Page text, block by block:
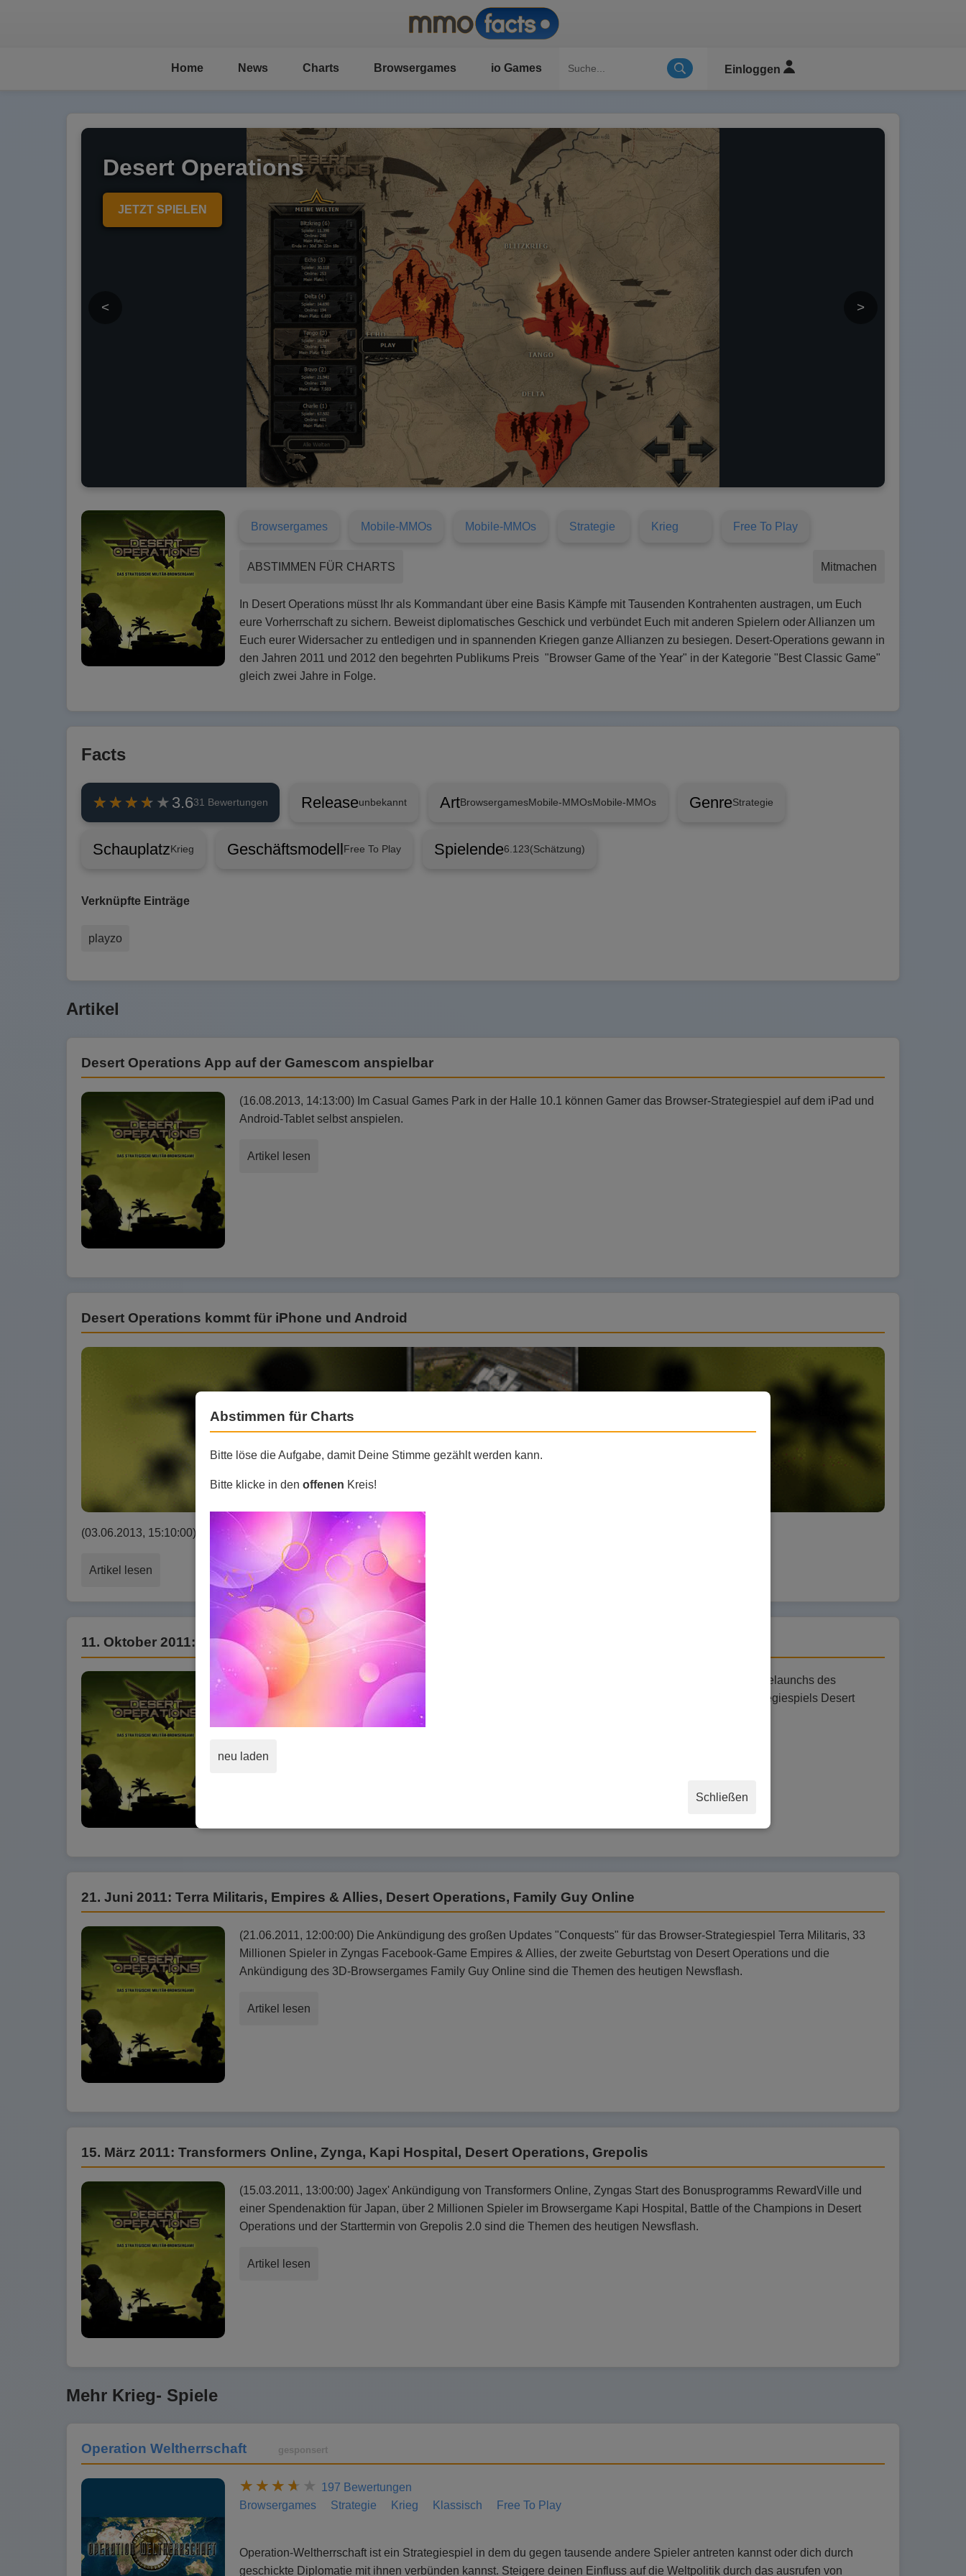
Home News Charts Browsergames io Games Einloggen
Desert Operations
JETZT SPIELEN
< >
Browsergames Mobile-MMOs Mobile-MMOs Strategie Krieg Free To Play
ABSTIMMEN FÜR CHARTS Mitmachen
In Desert Operations müsst Ihr als Kommandant über eine Basis Kämpfe mit Tausenden Kontrahenten austragen, um Euch
eure Vorherrschaft zu sichern. Beweist diplomatisches Geschick und verbündet Euch mit anderen Spielern oder Allianzen um
Euch eurer Widersacher zu entledigen und in spannenden Kriegen ganze Allianzen zu besiegen. Desert-Operations gewann in
den Jahren 2011 und 2012 den begehrten Publikums Preis "Browser Game of the Year" in der Kategorie "Best Classic Game"
gleich zwei Jahre in Folge.
Facts
3.631 Bewertungen Releaseunbekannt ArtBrowsergamesMobile-MMOsMobile-MMOs GenreStrategie
SchauplatzKrieg GeschäftsmodellFree To Play Spielende6.123(Schätzung)
Verknüpfte Einträge
playzo
Artikel
Desert Operations App auf der Gamescom anspielbar
(16.08.2013, 14:13:00) Im Casual Games Park in der Halle 10.1 können Gamer das Browser-Strategiespiel auf dem iPad und
Android-Tablet selbst anspielen.
Artikel lesen
Desert Operations kommt für iPhone und Android
(03.06.2013, 15:10:00) Geplant ist bislang ein Release in Apples AppStore sowie Googles Play Store bis Mitte August.
Artikel lesen
11. Oktober 2011: RamaCity, Nemexia, A.I. War, Desert Operations
(11.10.2011, 12:00:00) Heute im Newsflash: Eine neue Version von RamaCity, die Ankündigung eines Relaunchs des
Browsergames Nemexia, neue Aktionen zum Geburtstag von A.I. War und eine neue Spielwelt des Strategiespiels Desert
Artikel lesen
21. Juni 2011: Terra Militaris, Empires & Allies, Desert Operations, Family Guy Online
(21.06.2011, 12:00:00) Die Ankündigung des großen Updates "Conquests" für das Browser-Strategiespiel Terra Militaris, 33
Millionen Spieler in Zyngas Facebook-Game Empires & Allies, der zweite Geburtstag von Desert Operations und die
Ankündigung des 3D-Browsergames Family Guy Online sind die Themen des heutigen Newsflash.
Artikel lesen
15. März 2011: Transformers Online, Zynga, Kapi Hospital, Desert Operations, Grepolis
(15.03.2011, 13:00:00) Jagex' Ankündigung von Transformers Online, Zyngas Start des Bonusprogramms RewardVille und
einer Spendenaktion für Japan, über 2 Millionen Spieler im Browsergame Kapi Hospital, Battle of the Champions in Desert
Operations und der Starttermin von Grepolis 2.0 sind die Themen des heutigen Newsflash.
Artikel lesen
Mehr Krieg- Spiele
Operation Weltherrschaft gesponsert
197 Bewertungen
Browsergames
Strategie Krieg Klassisch Free To Play
Operation-Weltherrschaft ist ein Strategiespiel in dem du gegen tausende andere Spieler antreten kannst oder dich durch
geschickte Diplomatie mit ihnen verbünden kannst. Steigere deinen Einfluss auf die Weltpolitik durch das ausrufen von
Abstimmen für Charts
Bitte löse die Aufgabe, damit Deine Stimme gezählt werden kann.
Bitte klicke in den offenen Kreis!
neu laden
Schließen